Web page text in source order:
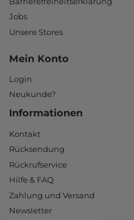
Jobs
Unsere Stores
Mein Konto
Login
Neukunde?
Informationen
Kontakt
Rücksendung
Rückrufservice
Hilfe & FAQ
Zahlung und Versand
Newsletter